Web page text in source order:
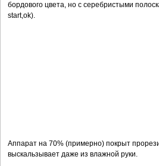
бордового цвета, но с серебристыми
start,ok).
Аппарат на 70% (примерно) покрыт
выскальзывает даже из влажной руки.